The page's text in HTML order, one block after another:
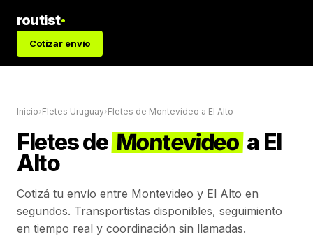
routist
Cotizar envío
Inicio›Fletes Uruguay›Fletes de Montevideo a El Alto
Fletes de Montevideo a El
Alto
Cotizá tu envío entre Montevideo y El Alto en
segundos. Transportistas disponibles, seguimiento
en tiempo real y coordinación sin llamadas.